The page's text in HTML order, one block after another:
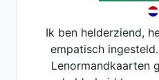
Ik ben helderziend,
empatisch
Lenormandkaarten